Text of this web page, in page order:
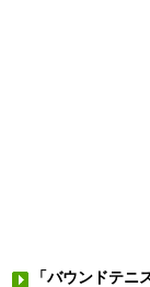
「バウンドテニ